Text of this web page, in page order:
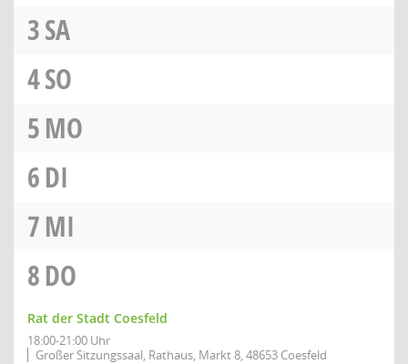
3SA
4SO
5MO
6DI
7MI
8DO
Rat der Stadt Coesfeld
18:00-21:00 Uhr
Großer Sitzungssaal, Rathaus, Markt 8, 48653 Coesfeld